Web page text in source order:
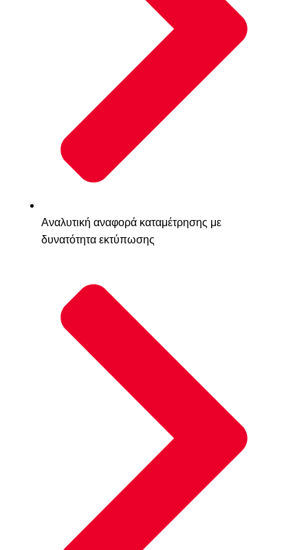
Αναλυτική αναφορά καταμέτρησης με
δυνατότητα εκτύπωσης